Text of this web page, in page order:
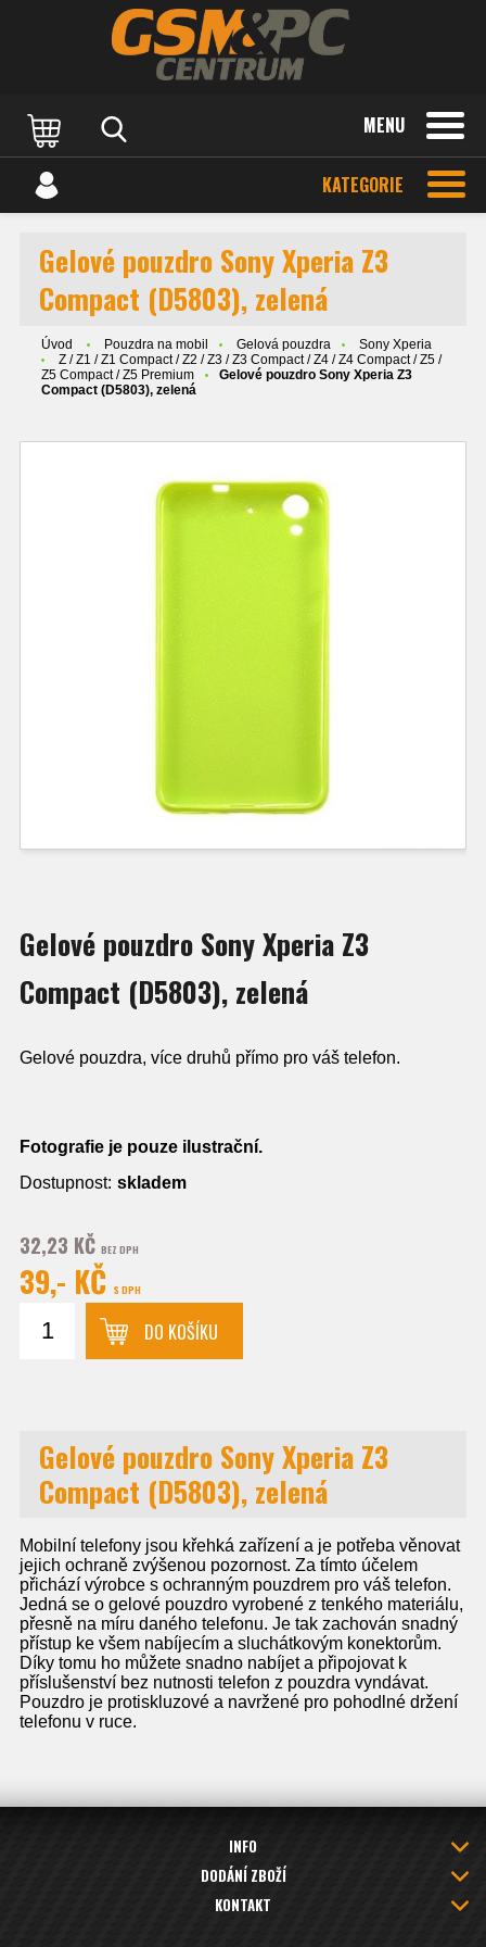
MENU
KATEGORIE
Gelové pouzdro Sony Xperia Z3
Compact (D5803), zelená
Úvod Pouzdra na mobil Gelová pouzdra
Sony Xperia
Z / Z1 / Z1 Compact / Z2 / Z3 / Z3 Compact / Z4 / Z4 Compact / Z5 /
Z5 Compact / Z5 Premium
Gelové pouzdro Sony Xperia Z3
Compact (D5803), zelená
Gelové pouzdro Sony Xperia Z3
Compact (D5803), zelená
Gelové pouzdra, více druhů přímo pro váš telefon.
Fotografie je pouze ilustrační.
Dostupnost: skladem
32,23 KČ BEZ DPH
39,- KČ S DPH
DO KOŠÍKU
Gelové pouzdro Sony Xperia Z3
Compact (D5803), zelená
Mobilní telefony jsou křehká zařízení a je potřeba věnovat
jejich ochraně zvýšenou pozornost. Za tímto účelem
přichází výrobce s ochranným pouzdrem pro váš telefon.
Jedná se o gelové pouzdro vyrobené z tenkého materiálu,
přesně na míru daného telefonu. Je tak zachován snadný
přístup ke všem nabíjecím a sluchátkovým konektorům.
Díky tomu ho můžete snadno nabíjet a připojovat k
příslušenství bez nutnosti telefon z pouzdra vyndávat.
Pouzdro je protiskluzové a navržené pro pohodlné držení
telefonu v ruce.
INFO
DODÁNÍ ZBOŽÍ
KONTAKT